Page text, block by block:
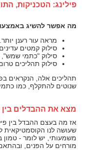
פילינג: הטכניקות,
מה אפשר להשיג
מראה עור רענן יותר.
סילוק קמטים
סילוק "כתמי שמש",
סילוק תהליכים
תהליכים אלה, הנקראים
שנוטים להתקלף, כמו
מצא את ההבדלים בין
אז מה בעצם ההבדל בין
שעושה לנו הקוסמטיקאית
משמעותי, יש לומר - טמון
מורחים על הפנים,